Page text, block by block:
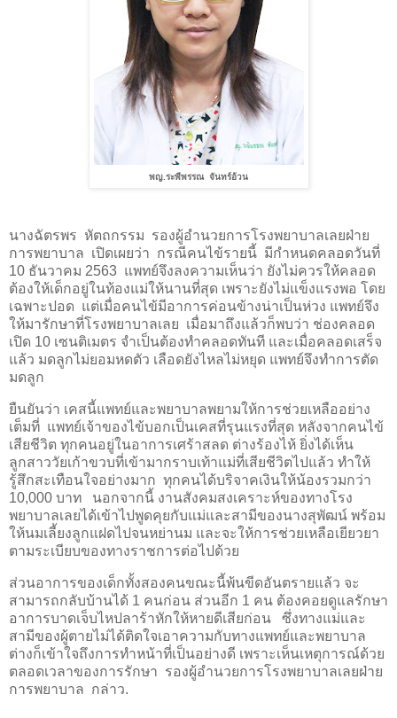
พญ.ระพีพรรณ จันทร์อ้วน
นางฉัตรพร หัตถกรรม รองผู้อำนวยการโรงพยาบาลเลยฝ่าย
การพยาบาล เปิดเผยว่า กรณีคนไข้รายนี้ มีกำหนดคลอดวันที่
10 ธันวาคม 2563 แพทย์จึงลงความเห็นว่า ยังไม่ควรให้คลอด
ต้องให้เด็กอยู่ในท้องแม่ให้นานที่สุด เพราะยังไม่แข็งแรงพอ โดย
เฉพาะปอด แต่เมื่อคนไข้มีอาการค่อนข้างน่าเป็นห่วง แพทย์จึง
ให้มารักษาที่โรงพยาบาลเลย เมื่อมาถึงแล้วก็พบว่า ช่องคลอด
เปิด 10 เซนติเมตร จำเป็นต้องทำคลอดทันที และเมื่อคลอดเสร็จ
แล้ว มดลูกไม่ยอมหดตัว เลือดยังไหลไม่หยุด แพทย์จึงทำการตัด
มดลูก
ยืนยันว่า เคสนี้แพทย์และพยาบาลพยามให้การช่วยเหลืออย่าง
เต็มที่ แพทย์เจ้าของไข้บอกเป็นเคสที่รุนแรงที่สุด หลังจากคนไข้
เสียชีวิต ทุกคนอยู่ในอาการเศร้าสลด ต่างร้องไห้ ยิ่งได้เห็น
ลูกสาววัยเก้าขวบที่เข้ามากราบเท้าแม่ที่เสียชีวิตไปแล้ว ทำให้
รู้สึกสะเทือนใจอย่างมาก ทุกคนได้บริจาคเงินให้น้องรวมกว่า
10,000 บาท
นอกจากนี้ งานสังคมสงเคราะห์ของทางโรง
พยาบาลเลยได้เข้าไปพูดคุยกับแม่และสามีของนางสุพัฒน์ พร้อม
ให้นมเลี้ยงลูกแฝดไปจนหย่านม และจะให้การช่วยเหลือเยียวยา
ตามระเบียบของทางราชการต่อไปด้วย
ส่วนอาการของเด็กทั้งสองคนขณะนี้พ้นขีดอันตรายแล้ว จะ
สามารถกลับบ้านได้ 1 คนก่อน ส่วนอีก 1 คน ต้องคอยดูแลรักษา
อาการบาดเจ็บไหปลาร้าหักให้หายดีเสียก่อน
ซึ่งทางแม่และ
สามีของผู้ตายไม่ได้ติดใจเอาความกับทางแพทย์และพยาบาล
ต่างก็เข้าใจถึงการทำหน้าที่เป็นอย่างดี เพราะเห็นเหตุการณ์ด้วย
ตลอดเวลาของการรักษา รองผู้อำนวยการโรงพยาบาลเลยฝ่าย
การพยาบาล กล่าว.